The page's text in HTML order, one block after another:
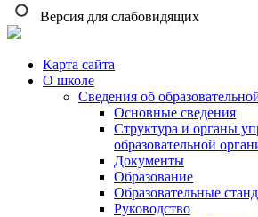
Версия для слабовидящих
Карта сайта
О школе
Сведения об
Основные сведения
Структура и органы
образовательной
Документы
Образование
Образовательные
Руководство